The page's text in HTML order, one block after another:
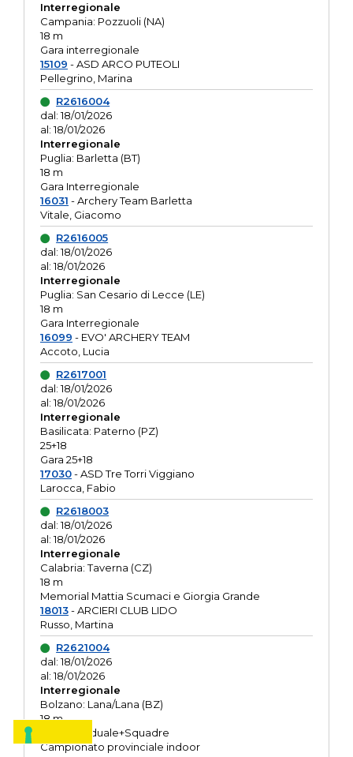
Interregionale
Campania: Pozzuoli (NA)
18 m
Gara interregionale
15109 - ASD ARCO PUTEOLI
Pellegrino, Marina
R2616004
dal: 18/01/2026
al: 18/01/2026
Interregionale
Puglia: Barletta (BT)
18 m
Gara Interregionale
16031 - Archery Team Barletta
Vitale, Giacomo
R2616005
dal: 18/01/2026
al: 18/01/2026
Interregionale
Puglia: San Cesario di Lecce (LE)
18 m
Gara Interregionale
16099 - EVO' ARCHERY TEAM
Accoto, Lucia
R2617001
dal: 18/01/2026
al: 18/01/2026
Interregionale
Basilicata: Paterno (PZ)
25+18
Gara 25+18
17030- ASD Tre Torri Viggiano
Larocca, Fabio
R2618003
dal: 18/01/2026
al: 18/01/2026
Interregionale
Calabria: Taverna (CZ)
18 m
Memorial Mattia Scumaci e Giorgia Grande
18013- ARCIERI CLUB LIDO
Russo, Martina
R2621004
dal: 18/01/2026
al: 18/01/2026
Interregionale
Bolzano: Lana/Lana (BZ)
18 m
O.R. Individuale+Squadre
Campionato provinciale indoor